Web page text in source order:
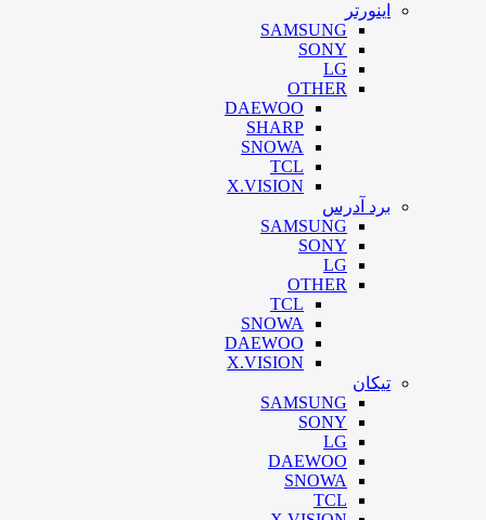
اینورتر
SAMSUNG
SONY
LG
OTHER
DAEWOO
SHARP
SNOWA
TCL
X.VISION
برد آدرس
SAMSUNG
SONY
LG
OTHER
TCL
SNOWA
DAEWOO
X.VISION
تیکان
SAMSUNG
SONY
LG
DAEWOO
SNOWA
TCL